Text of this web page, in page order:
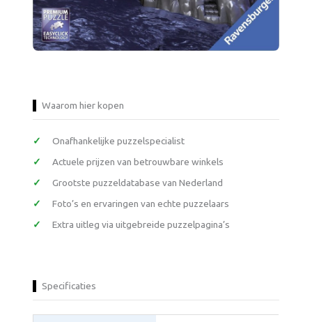
Waarom hier kopen
Onafhankelijke puzzelspecialist
Actuele prijzen van betrouwbare winkels
Grootste puzzeldatabase van Nederland
Foto’s en ervaringen van echte puzzelaars
Extra uitleg via uitgebreide puzzelpagina’s
Specificaties